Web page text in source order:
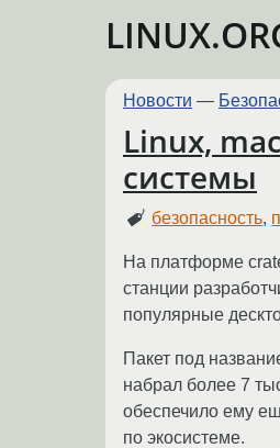
Новости —
Linux,
системы
безопасность,
На платформе
станции
популярные
Пакет под
набрал более 7
обеспечило ему
по экосистеме.